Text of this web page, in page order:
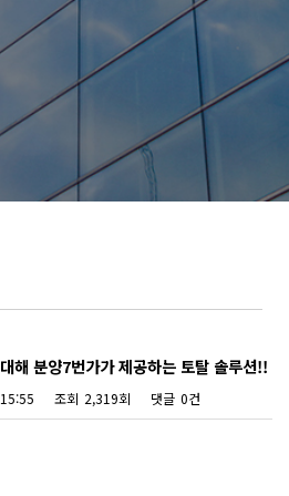
해 분양7번가가 제공하는 토탈 솔루션!!
조회 2,319회 댓글 0건